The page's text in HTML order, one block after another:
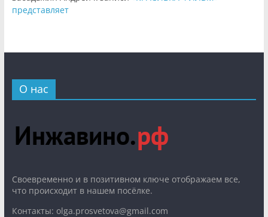
представляет
О нас
Cвоевременно и в позитивном ключе отображаем все,
что происходит в нашем посёлке.
Контакты: olga.prosvetova@gmail.com